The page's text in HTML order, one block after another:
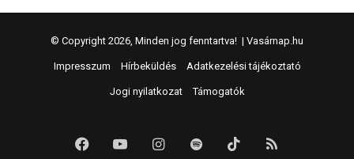
© Copyright 2026, Minden jog fenntartva! | Vasárnap.hu
Impresszum Hírbeküldés Adatkezelési tájékoztató
Jogi nyilatkozat Támogatók
FacebookYouTubeInstagram
Spotify TikTok